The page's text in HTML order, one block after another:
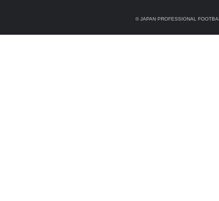
© JAPAN PROFESSIONAL